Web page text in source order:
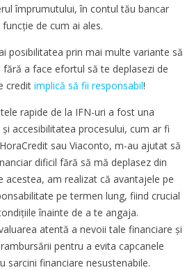
împrumutului, în contul tău bancar
de cum ai ales.
posibilitatea prin mai multe variante să
a face efortul să te deplasezi de
credit implică să fii responsabil!
rapide de la IFN-uri a fost una
accesibilitatea procesului, cum ar fi
sau Viaconto, m-au ajutat să
dificil fără să mă deplasez din
acestea, am realizat că avantajele pe
pe termen lung, fiind crucial
înainte de a te angaja.
atentă a nevoii tale financiare și
pentru a evita capcanele
sarcini financiare nesustenabile.